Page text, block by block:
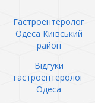
Гастроентеролог
Одеса Київський
район
Відгуки
гастроентеролог
Одеса